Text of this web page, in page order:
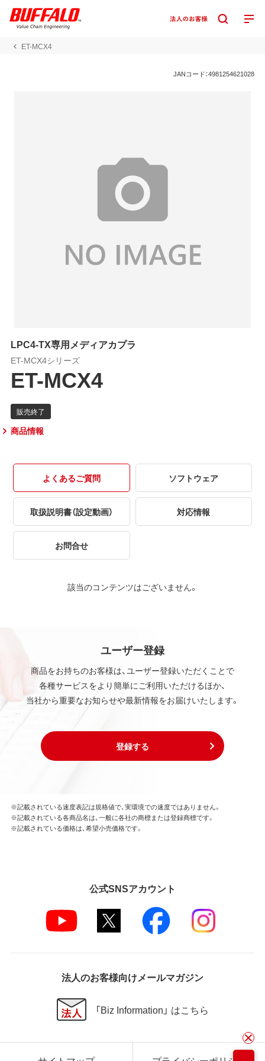
ET-MCX4
JANコード：4981254621028
LPC4-TX専用メディアカプラ
ET-MCX4シリーズ
ET-MCX4
商品情報
よくあるご質問 ソフトウェア
取扱説明書（設定動画） 対応情報
お問合せ
該当のコンテンツはございません。
ユーザー登録
商品をお持ちのお客様は、ユーザー登録いただくことで
各種サービスをより簡単にご利用いただけるほか、
当社から重要なお知らせや最新情報をお届けいたします。
登録する
※記載されている速度表記は規格値で、実環境での速度ではありません。
※記載されている各商品名は、一般に各社の商標または登録商標です。
※記載されている価格は、希望小売価格です。
公式SNSアカウント
法人のお客様向けメールマガジン
「Biz Information」 はこちら